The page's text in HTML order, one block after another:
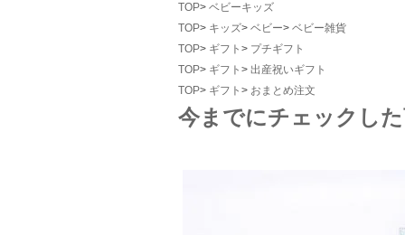
TOP
ベビーキッズ
TOP
キッズ ベビー
ベビー雑貨
TOP
ギフト
プチギフト
TOP
ギフト
出産祝いギフト
TOP
ギフト おまとめ注文
今までにチェックし